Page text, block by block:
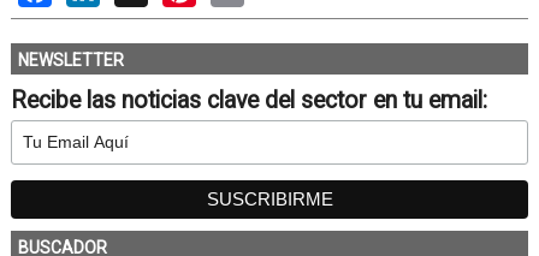
NEWSLETTER
Recibe las noticias clave del sector en tu email:
BUSCADOR